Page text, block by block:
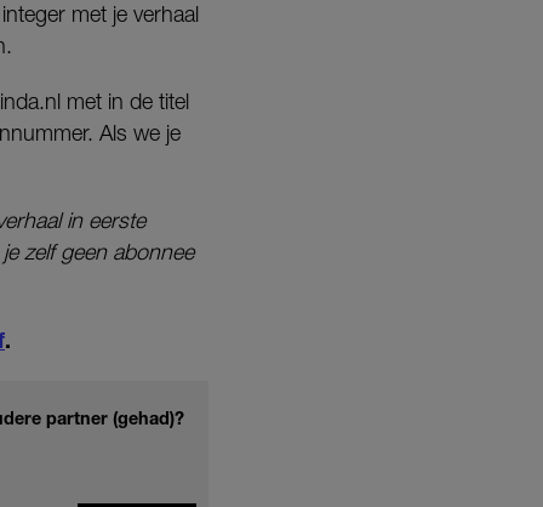
met je verhaal
met in de titel
Als we je
in eerste
zelf geen abonnee
.
partner (gehad)?